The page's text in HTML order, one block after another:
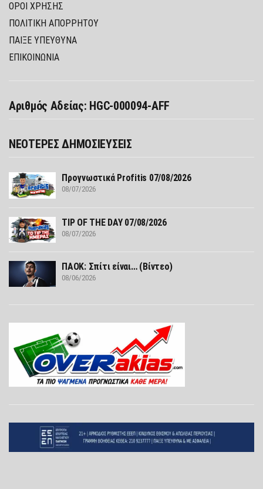
ΌΡΟΙ ΧΡΉΣΗΣ
ΠΟΛΙΤΙΚΉ ΑΠΟΡΡΉΤΟΥ
ΠΑΊΞΕ ΥΠΕΎΘΥΝΑ
ΕΠΙΚΟΙΝΩΝΙΑ
Αριθμός Αδείας: HGC-000094-AFF
ΝΕΟΤΕΡΕΣ ΔΗΜΟΣΙΕΥΣΕΙΣ
Προγνωστικά Profitis 07/08/2026
08/07/2026
TIP OF THE DAY 07/08/2026
08/07/2026
ΠΑΟΚ: Σπίτι είναι… (Βίντεο)
08/06/2026